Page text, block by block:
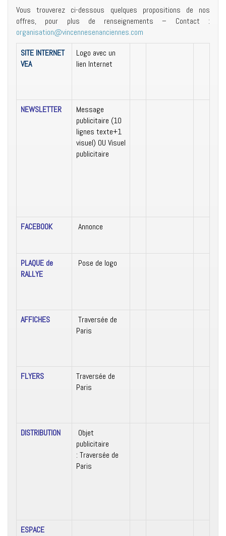
Vous trouverez ci-dessous quelques propositions de nos
offres, pour plus de renseignements – Contact :
organisation@vincennesenanciennes.com
SITE INTERNET
VEA
Logo avec un
lien Internet
NEWSLETTER
Message
publicitaire (10
lignes texte+1
visuel) OU Visuel
publicitaire
FACEBOOK Annonce
PLAQUE de
RALLYE
Pose de logo
AFFICHES
Traversée de
Paris
FLYERS
Traversée de
Paris
DISTRIBUTION
Objet
publicitaire
: Traversée de
Paris
ESPACE